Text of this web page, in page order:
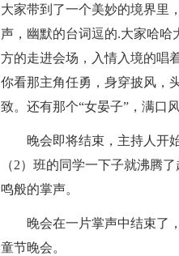
大家带到了一个美妙的境界里
声，幽默的台词逗的.大家哈哈
方的走进会场，入情入境的唱
你看那主角任勇，身穿披风，
致。还有那个“女晏子”，满口
晚会即将结束，主持人开
（2）班的同学一下子就沸腾
鸣般的掌声。
晚会在一片掌声中结束了
童节晚会。